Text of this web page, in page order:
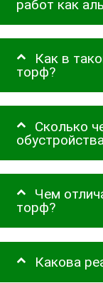
работ как
Как в
торф?
Сколько
Чем
торф?
Какова